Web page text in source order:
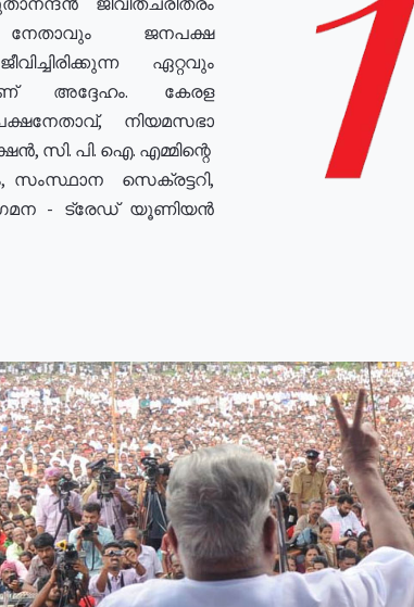
ജനപക്ഷ
ഏറ്റവും
അദ്ദേഹം. കേരള
നിയമസഭാ
സി. പി. ഐ. എമ്മിന്റെ
സെക്രട്ടറി,
- ട്രേഡ് യൂണിയൻ